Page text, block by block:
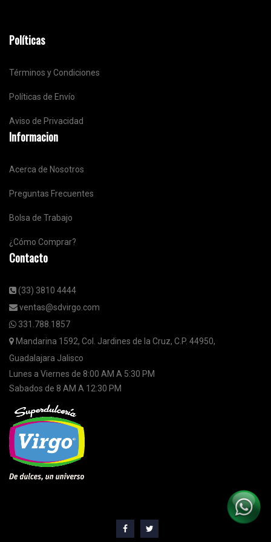
Políticas
Términos y Condiciones
Políticas de Envío
Aviso de Privacidad
Informacion
Acerca de Nosotros
Preguntas Frecuentes
Bolsa de Trabajo
¿Cómo Comprar?
Contacto
(33) 3810 4444
ventas@sdvirgo.com
331.788.1857
Mandarina 1592, Col. Jardines de la Cruz, C.P. 44950,
Guadalajara Jalisco
Lunes a Viernes de 8:00 AM A 5:30 PM
Sabados de 8 AM A 12:30 PM